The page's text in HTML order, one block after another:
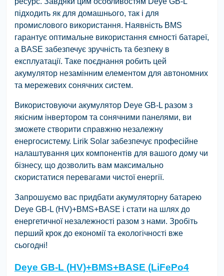
підходить як для домашнього, так і для
промислового використання. Наявність BMS
гарантує оптимальне використання ємності батареї,
а BASE забезпечує зручність та безпеку в
експлуатації. Таке поєднання робить цей
акумулятор незамінним елементом для автономних
та мережевих сонячних систем.
Використовуючи акумулятор Deye GB-L разом з
якісним інвертором та сонячними панелями, ви
зможете створити справжню незалежну
енергосистему. Lirik Solar забезпечує професійне
налаштування цих компонентів для вашого дому чи
бізнесу, що дозволить вам максимально
скористатися перевагами чистої енергії.
Запрошуємо вас придбати акумуляторну батарею
Deye GB-L (HV)+BMS+BASE і стати на шлях до
енергетичної незалежності разом з нами. Зробіть
перший крок до економії та екологічності вже
сьогодні!
Deye GB-L (HV)+BMS+BASE (LiFePo4